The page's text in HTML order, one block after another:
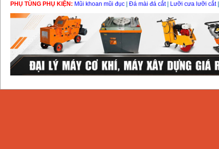
PHỤ TÙNG PHỤ KIỆN: Mũi khoan mũi đục Đá mài đá cắt| Lưỡi cưa lưỡi cắt